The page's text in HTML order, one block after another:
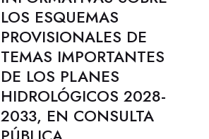
LOS ESQUEMAS
PROVISIONALES DE
TEMAS IMPORTANTES
DE LOS PLANES
HIDROLÓGICOS 2028-
2033, EN CONSULTA